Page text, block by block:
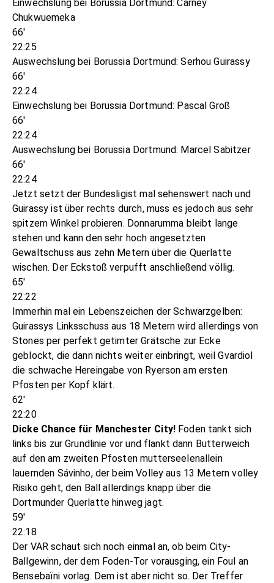
Einwechslung bei Borussia Dortmund: Carney
Chukwuemeka
66'
22:25
Auswechslung bei Borussia Dortmund: Serhou Guirassy
66'
22:24
Einwechslung bei Borussia Dortmund: Pascal Groß
66'
22:24
Auswechslung bei Borussia Dortmund: Marcel Sabitzer
66'
22:24
Jetzt setzt der Bundesligist mal sehenswert nach und
Guirassy ist über rechts durch, muss es jedoch aus sehr
spitzem Winkel probieren. Donnarumma bleibt lange
stehen und kann den sehr hoch angesetzten
Gewaltschuss aus zehn Metern über die Querlatte
wischen. Der Eckstoß verpufft anschließend völlig.
65'
22:22
Immerhin mal ein Lebenszeichen der Schwarzgelben:
Guirassys Linksschuss aus 18 Metern wird allerdings von
Stones per perfekt getimter Grätsche zur Ecke
geblockt, die dann nichts weiter einbringt, weil Gvardiol
die schwache Hereingabe von Ryerson am ersten
Pfosten per Kopf klärt.
62'
22:20
Dicke Chance für Manchester City!Foden tankt sich
links bis zur Grundlinie vor und flankt dann Butterweich
auf den am zweiten Pfosten mutterseelenallein
lauernden Sávinho, der beim Volley aus 13 Metern volley
Risiko geht, den Ball allerdings knapp über die
Dortmunder Querlatte hinweg jagt.
59'
22:18
Der VAR schaut sich noch einmal an, ob beim City-
Ballgewinn, der dem Foden-Tor vorausging, ein Foul an
Bensebaïni vorlag. Dem ist aber nicht so. Der Treffer